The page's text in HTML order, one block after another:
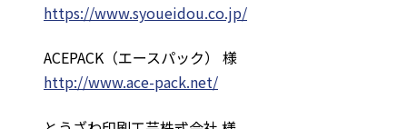
https://www.syoueidou.co.jp/
ACEPACK（エースパック） 様
http://www.ace-pack.net/